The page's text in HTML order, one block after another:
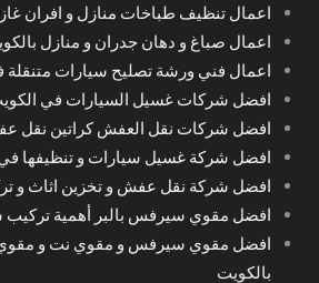
اعمال تنظيف طباخات منازل و افران
اعمال صباغ و دهان جدران و منازل
اعمال فني ورشة تصليح سيارات متنقلة
افضل شركات غسيل السيارات في
افضل شركات نقل العفش كراتين نقل
افضل شركة غسيل سيارات و تنظيفها
افضل شركة نقل عفش و تخزين اثاث و
افضل مقوي سيرفس بالبر أهمية تركيب
افضل مقوي سيرفس و مقوي نت و
بالكويت